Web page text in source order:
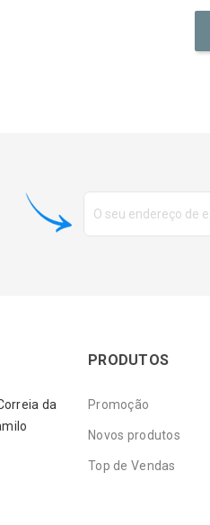
da
PRODUTOS
Promoção
Novos produtos
Top de Vendas